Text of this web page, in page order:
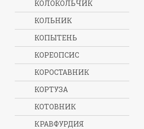
КОЛОКОЛЬЧИК
КОЛЬНИК
КОПЫТЕНЬ
КОРЕОПСИС
КОРОСТАВНИК
КОРТУЗА
КОТОВНИК
КРАВФУРДИЯ